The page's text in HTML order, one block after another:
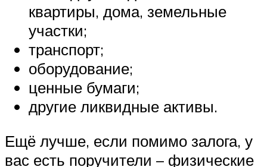
квартиры, дома, земельные
участки;
транспорт;
оборудование;
ценные бумаги;
другие ликвидные активы.
Ещё лучше, если помимо залога, у
вас есть поручители – физические